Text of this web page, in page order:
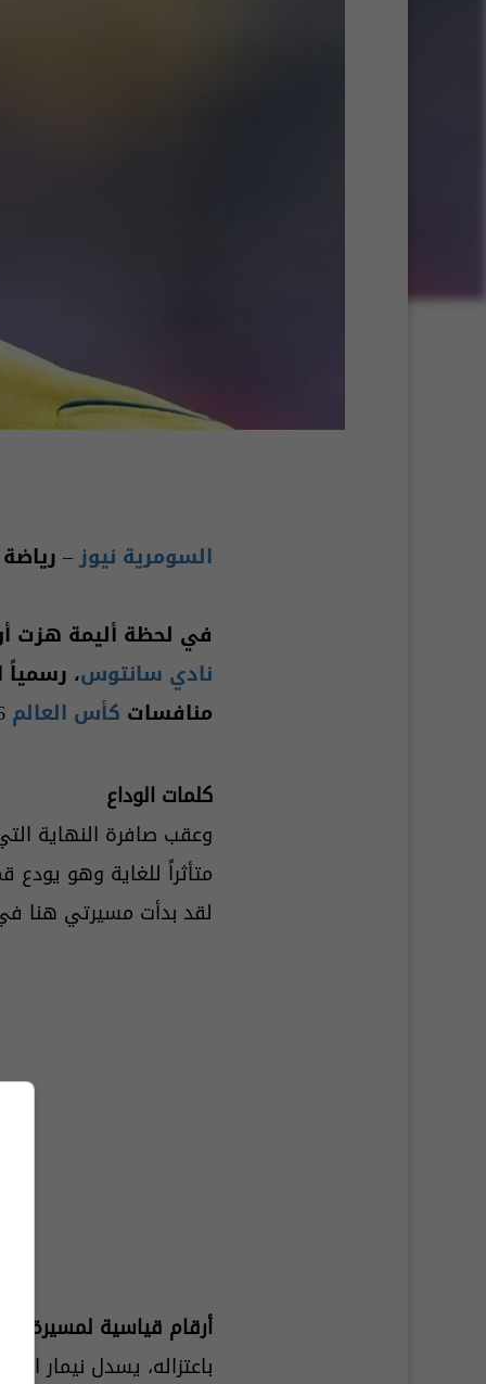
السومرية نيوز– رياضة
في لحظة أليمة هزت
نادي سانتوس، رسمياً
منافسات كأس العالم
كلمات الوداع
وعقب صافرة النهاية
متأثراً للغاية وهو
لقد بدأت مسيرتي هنا
أرقام قياسية لمسيرة
باعتزاله، يسدل نيمار الستار على رحلة دولية